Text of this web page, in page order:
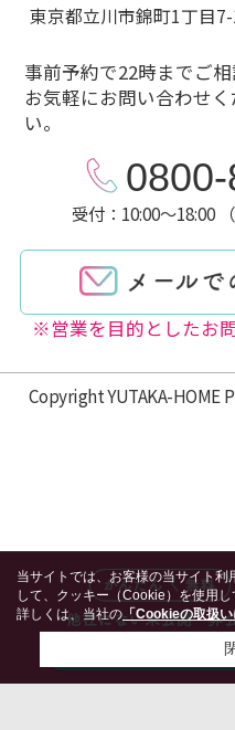
東京都立川市錦町1丁
事前予約で22時までご
お気軽にお問い合わせく
い。
受付：10:00～18:00
※営業を目的としたお
Copyright YUTAKA-HOME
当サイトでは、お客様の当サイト利
して、クッキー（Cookie）を使用
詳しくは、当社の「Cookieの取扱